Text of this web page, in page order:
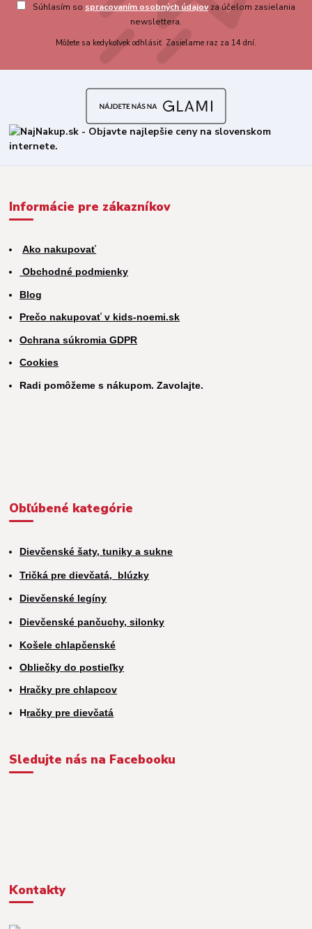
Súhlasím so spracovaním osobných údajovza účelom zasielania
newslettera.
Môžete sa kedykoľvek odhlásiť. Zasielame raz za 14 dní.
Informácie pre zákazníkov
Ako nakupovať
Obchodné podmienky
Blog
Prečo nakupovať v kids-noemi.sk
Ochrana súkromia GDPR
Cookies
Radi pomôžeme s nákupom. Zavolajte.
Obľúbené kategórie
Dievčenské šaty, tuniky a sukne
Tričká pre dievčatá, blúzky
Dievčenské legíny
Dievčenské pančuchy, silonky
Košele chlapčenské
Obliečky do postieľky
Hračky pre chlapcov
Hračky pre dievčatá
Sledujte nás na Facebooku
Kontakty